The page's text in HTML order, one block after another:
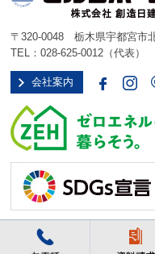
〒320-0048 栃木県宇都宮市
TEL：028-625-0012 （代表）
会社案内